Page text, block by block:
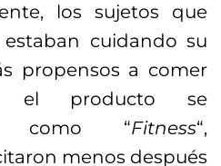
los sujetos que
cuidando su
propensos a comer
el producto se
como “Fitness“,
menos después